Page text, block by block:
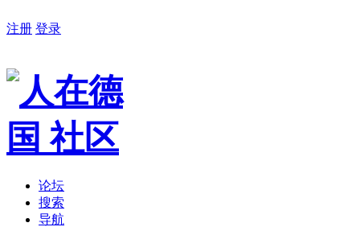
注册 登录
论坛
搜索
导航